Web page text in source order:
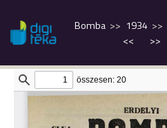
Bomba 1934
<<
>>